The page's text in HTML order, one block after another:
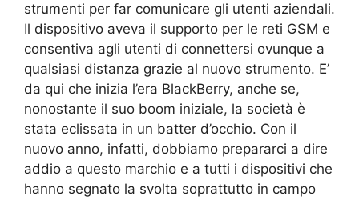
strumenti per far comunicare gli utenti aziendali.
Il dispositivo aveva il supporto per le reti GSM e
consentiva agli utenti di connettersi ovunque a
qualsiasi distanza grazie al nuovo strumento. E’
da qui che inizia l’era BlackBerry, anche se,
nonostante il suo boom iniziale, la società è
stata eclissata in un batter d’occhio. Con il
nuovo anno, infatti, dobbiamo prepararci a dire
addio a questo marchio e a tutti i dispositivi che
hanno segnato la svolta soprattutto in campo